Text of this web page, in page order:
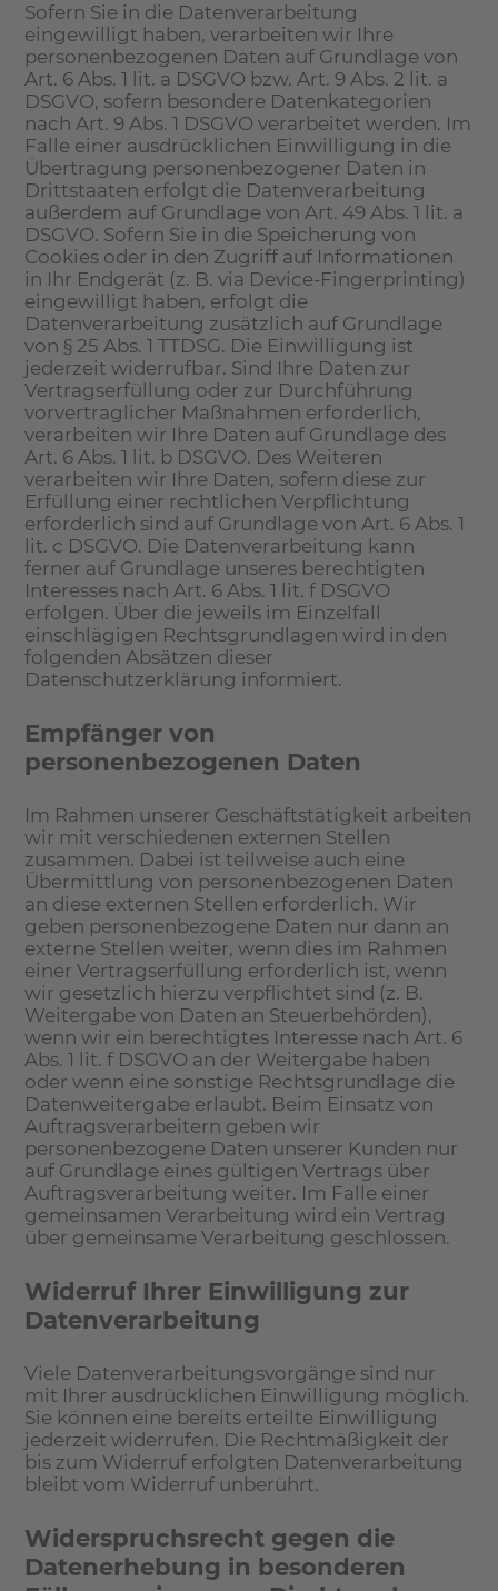
Sofern Sie in die Datenverarbeitung
eingewilligt haben, verarbeiten wir Ihre
personenbezogenen Daten auf Grundlage von
Art. 6 Abs. 1 lit. a DSGVO bzw. Art. 9 Abs. 2 lit. a
DSGVO, sofern besondere Datenkategorien
nach Art. 9 Abs. 1 DSGVO verarbeitet werden. Im
Falle einer ausdrücklichen Einwilligung in die
Übertragung personenbezogener Daten in
Drittstaaten erfolgt die Datenverarbeitung
außerdem auf Grundlage von Art. 49 Abs. 1 lit. a
DSGVO. Sofern Sie in die Speicherung von
Cookies oder in den Zugriff auf Informationen
in Ihr Endgerät (z. B. via Device-Fingerprinting)
eingewilligt haben, erfolgt die
Datenverarbeitung zusätzlich auf Grundlage
von § 25 Abs. 1 TTDSG. Die Einwilligung ist
jederzeit widerrufbar. Sind Ihre Daten zur
Vertragserfüllung oder zur Durchführung
vorvertraglicher Maßnahmen erforderlich,
verarbeiten wir Ihre Daten auf Grundlage des
Art. 6 Abs. 1 lit. b DSGVO. Des Weiteren
verarbeiten wir Ihre Daten, sofern diese zur
Erfüllung einer rechtlichen Verpflichtung
erforderlich sind auf Grundlage von Art. 6 Abs. 1
lit. c DSGVO. Die Datenverarbeitung kann
ferner auf Grundlage unseres berechtigten
Interesses nach Art. 6 Abs. 1 lit. f DSGVO
erfolgen. Über die jeweils im Einzelfall
einschlägigen Rechtsgrundlagen wird in den
folgenden Absätzen dieser
Datenschutzerklärung informiert.
Empfänger von
personenbezogenen Daten
Im Rahmen unserer Geschäftstätigkeit arbeiten
wir mit verschiedenen externen Stellen
zusammen. Dabei ist teilweise auch eine
Übermittlung von personenbezogenen Daten
an diese externen Stellen erforderlich. Wir
geben personenbezogene Daten nur dann an
externe Stellen weiter, wenn dies im Rahmen
einer Vertragserfüllung erforderlich ist, wenn
wir gesetzlich hierzu verpflichtet sind (z. B.
Weitergabe von Daten an Steuerbehörden),
wenn wir ein berechtigtes Interesse nach Art. 6
Abs. 1 lit. f DSGVO an der Weitergabe haben
oder wenn eine sonstige Rechtsgrundlage die
Datenweitergabe erlaubt. Beim Einsatz von
Auftragsverarbeitern geben wir
personenbezogene Daten unserer Kunden nur
auf Grundlage eines gültigen Vertrags über
Auftragsverarbeitung weiter. Im Falle einer
gemeinsamen Verarbeitung wird ein Vertrag
über gemeinsame Verarbeitung geschlossen.
Widerruf Ihrer Einwilligung zur
Datenverarbeitung
Viele Datenverarbeitungsvorgänge sind nur
mit Ihrer ausdrücklichen Einwilligung möglich.
Sie können eine bereits erteilte Einwilligung
jederzeit widerrufen. Die Rechtmäßigkeit der
bis zum Widerruf erfolgten Datenverarbeitung
bleibt vom Widerruf unberührt.
Widerspruchsrecht gegen die
Datenerhebung in besonderen